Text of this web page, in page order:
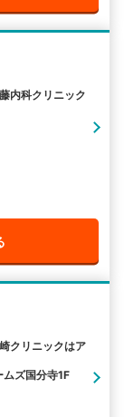
内科クリニック
クリニックはア
ズ国分寺1F